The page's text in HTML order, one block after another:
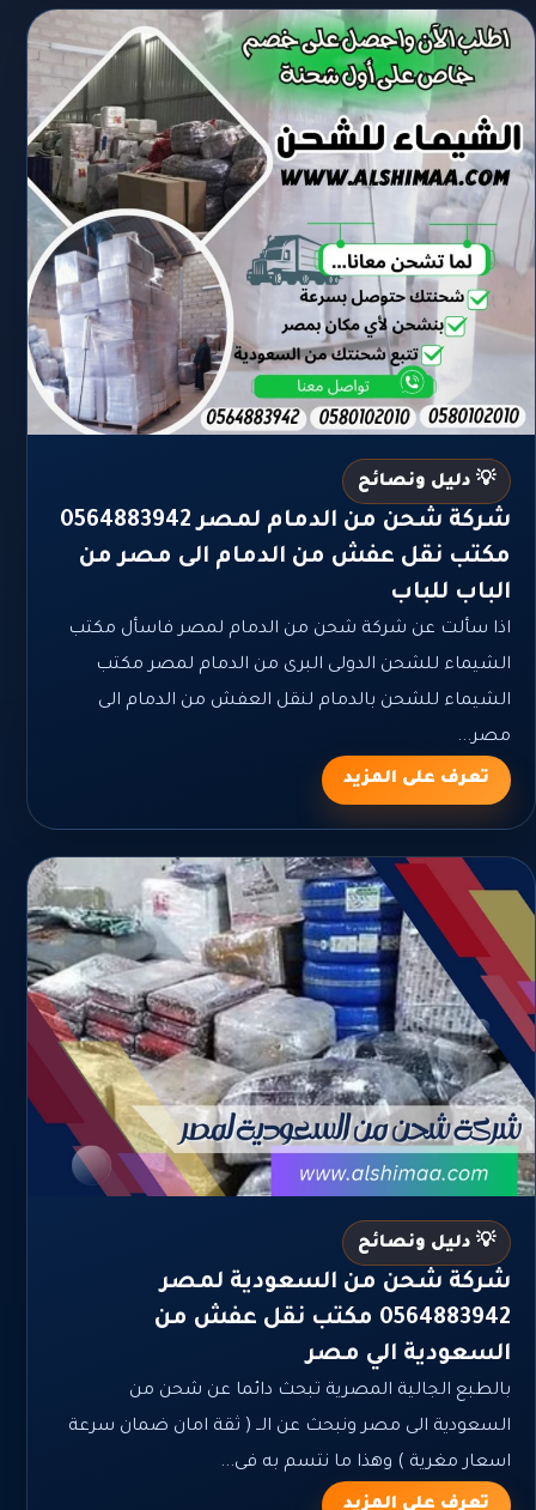
💡 دليل ونصائح
شركة شحن من الدمام لمصر 0564883942
مكتب نقل عفش من الدمام الى مصر من
الباب للباب
اذا سألت عن شركة شحن من الدمام لمصر فاسأل مكتب
الشيماء للشحن الدولى البرى من الدمام لمصر مكتب
الشيماء للشحن بالدمام لنقل العفش من الدمام الى
مصر...
تعرف على المزيد
💡 دليل ونصائح
شركة شحن من السعودية لمصر
0564883942 مكتب نقل عفش من
السعودية الي مصر
بالطبع الجالية المصرية تبحث دائما عن شحن من
السعودية الى مصر ونبحث عن الــ ( ثقة امان ضمان سرعة
اسعار مغرية ) وهذا ما نتسم به فى...
تعرف على المزيد